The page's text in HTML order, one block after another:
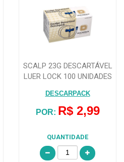
SCALP 23G DESCARTÁVEL
LUER LOCK 100 UNIDADES
DESCARPACK
POR: R$ 2,99
QUANTIDADE